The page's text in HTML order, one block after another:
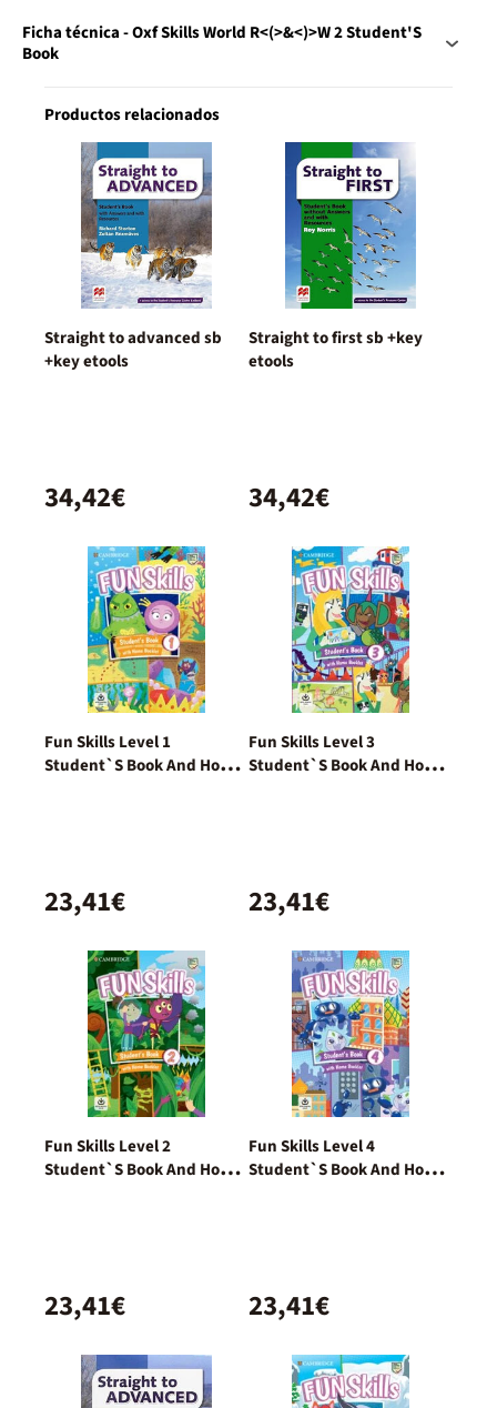
Ficha técnica - Oxf Skills World R<(>&<)>W 2 Student'S
Book
Productos relacionados
Straight to advanced sb
+key etools
34,42€
Straight to first sb +key
etools
34,42€
Fun Skills Level 1
Student`S Book And Home
23,41€
Fun Skills Level 3
Student`S Book And Home
23,41€
Fun Skills Level 2
Student`S Book And Home
23,41€
Fun Skills Level 4
Student`S Book And Home
23,41€